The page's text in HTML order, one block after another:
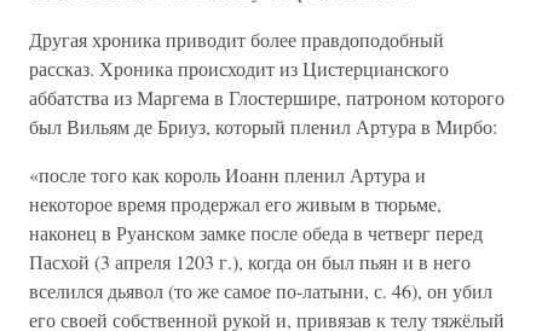
Другая хроника приводит более правдоподобный
рассказ. Хроника происходит из Цистерцианского
аббатства из Маргема в Глостершире, патроном которого
был Вильям де Бриуз, который пленил Артура в Мирбо:
«после того как король Иоанн пленил Артура и
некоторое время продержал его живым в тюрьме,
наконец в Руанском замке после обеда в четверг перед
Пасхой (3 апреля 1203 г.), когда он был пьян и в него
вселился дьявол (то же самое по-латыни, с. 46), он убил
его своей собственной рукой и, привязав к телу тяжёлый